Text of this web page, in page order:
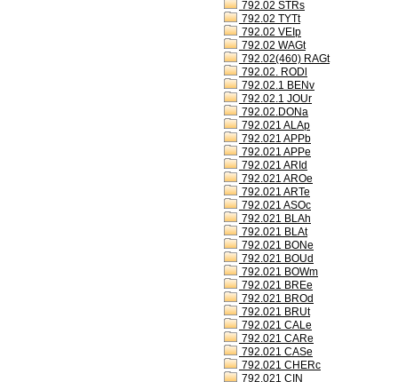
792.02 STRs
792.02 TYTt
792.02 VEIp
792.02 WAGt
792.02(460) RAGt
792.02. RODl
792.02.1 BENv
792.02.1 JOUr
792.02.DONa
792.021 ALAp
792.021 APPb
792.021 APPe
792.021 ARId
792.021 AROe
792.021 ARTe
792.021 ASOc
792.021 BLAh
792.021 BLAt
792.021 BONe
792.021 BOUd
792.021 BOWm
792.021 BREe
792.021 BROd
792.021 BRUt
792.021 CALe
792.021 CARe
792.021 CASe
792.021 CHERc
792.021 CIN